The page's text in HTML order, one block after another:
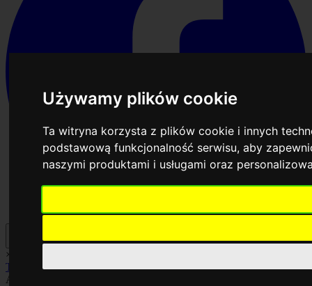
Używamy plików cookie
Ta witryna korzysta z plików cookie i innych
podstawową funkcjonalność serwisu,aby
naszymi produktami i usługami oraz
×
TechnologiaFacebook
AI